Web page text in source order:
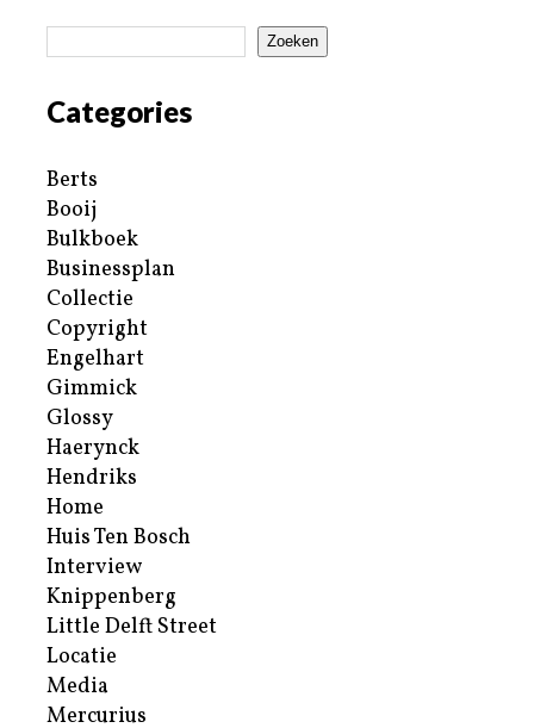
Zoeken
Categories
Berts
Booij
Bulkboek
Businessplan
Collectie
Copyright
Engelhart
Gimmick
Glossy
Haerynck
Hendriks
Home
Huis Ten Bosch
Interview
Knippenberg
Little Delft Street
Locatie
Media
Mercurius